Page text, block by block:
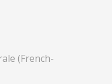
(French-